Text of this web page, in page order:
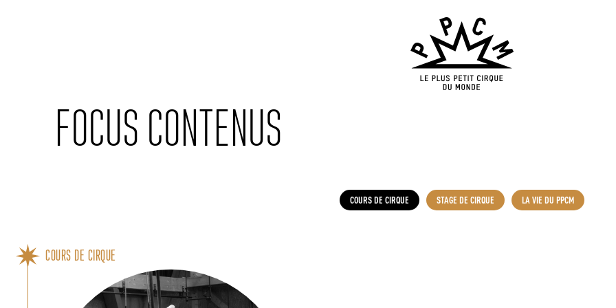
FOCUS CONTENUS
COURS DE CIRQUE STAGE DE CIRQUE LA VIE DU PPCM
COURS DE CIRQUE